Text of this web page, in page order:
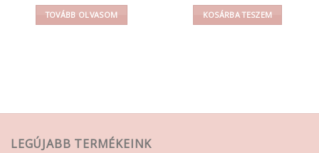
TOVÁBB OLVASOM KOSÁRBA TESZEM
LEGÚJABB TERMÉKEINK